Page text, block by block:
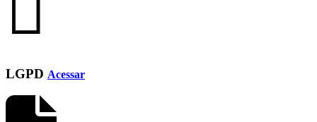
LGPD Acessar